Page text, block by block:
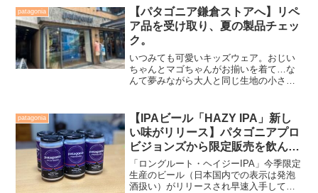
選ばず『必ず』持参しているサブバッグ
です。（小生が使用し...
patagonia
【パタゴニア鎌倉ストアへ】リペ
ア品を受け取り、夏の製品チェッ
ク。
いつみても可愛いキッズウェア。おじい
ちゃんとマゴちゃんがお揃いを着て…な
んて夢みながら大人と同じ生地の小さな
が欲しかったのでそちらだけ入手し終
了。マネージャーの野原さんと半分以上
釣り話をし、鎌倉ストアを後にしたので
した。
patagonia
【IPAビール「HAZY IPA」新し
い味がリリース】パタゴニアプロ
ビジョンズから限定販売を飲んで
みた。
「ロングルート・ヘイジーIPA」今季限定
生産のビール（日本国内での表示は発泡
酒扱い）がリリースされ早速入手してき